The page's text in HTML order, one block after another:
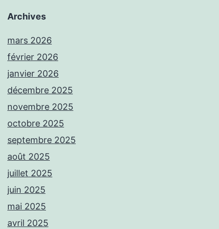
Archives
mars 2026
février 2026
janvier 2026
décembre 2025
novembre 2025
octobre 2025
septembre 2025
août 2025
juillet 2025
juin 2025
mai 2025
avril 2025